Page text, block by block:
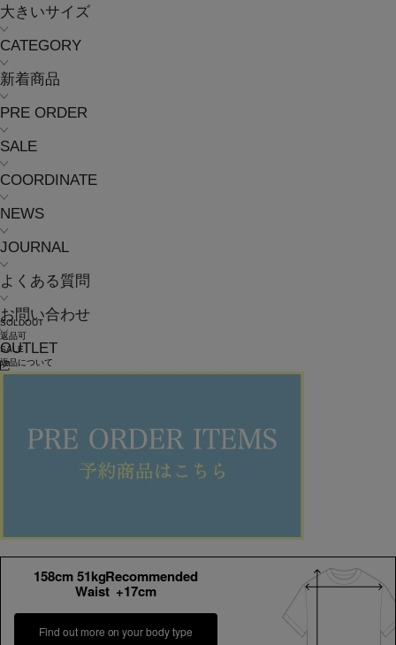
大きいサイズ
CATEGORY
新着商品
PRE ORDER
SALE
COORDINATE
NEWS
JOURNAL
よくある質問
お問い合わせ
OUTLET
SOLDOUT
返品可
SALE
返品について
L'EQUIPE
308ポイント還元 (BIGIポイント)
★★★★★
1件のレビュー
お気に入りアイテム登録数：
11
158cm 51kgRecommended
Waist +17cm
Find out more on your body type